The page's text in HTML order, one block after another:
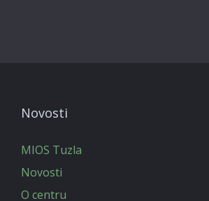
Novosti
MIOS Tuzla
Novosti
O centru